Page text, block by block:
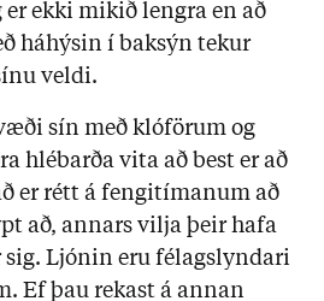
ekki mikið lengra en að
háhýsin í baksýn tekur
veldi.
sín með klóförum og
hlébarða vita að best er að
er rétt á fengitímanum að
að, annars vilja þeir hafa
Ljónin eru félagslyndari
Ef þau rekast á annan